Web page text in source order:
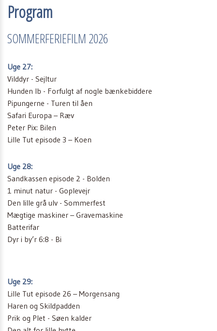
Program
SOMMERFERIEFILM 2026
Uge 27:
Vilddyr - Sejltur
Hunden Ib - Forfulgt af nogle bænkebiddere
Pipungerne - Turen til åen
Safari Europa – Ræv
Peter Pix: Bilen
Lille Tut episode 3 – Koen
Uge 28:
Sandkassen episode 2 - Bolden
1 minut natur - Goplevejr
Den lille grå ulv - Sommerfest
Mægtige maskiner – Gravemaskine
Batterifar
Dyr i by’r 6:8 - Bi
Uge 29:
Lille Tut episode 26 – Morgensang
Haren og Skildpadden
Prik og Plet - Søen kalder